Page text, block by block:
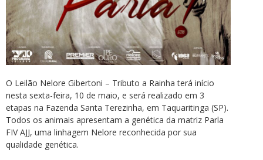
O Leilão Nelore Gibertoni – Tributo a Rainha terá início
nesta sexta-feira, 10 de maio, e será realizado em 3
etapas na Fazenda Santa Terezinha, em Taquaritinga (SP).
Todos os animais apresentam a genética da matriz Parla
FIV AJJ, uma linhagem Nelore reconhecida por sua
qualidade genética.